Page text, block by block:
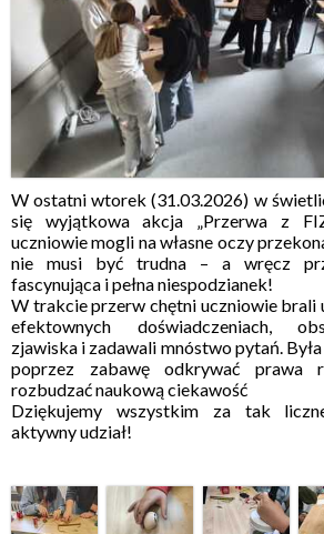
W ostatni wtorek (31.03.2026) w
się wyjątkowa akcja „Przerwa z
uczniowie mogli na własne oczy
nie musi być trudna – a wręcz
fascynująca i pełna niespodzianek!
W trakcie przerw chętni uczniowie brali
efektownych doświadczeniach,
zjawiska i zadawali mnóstwo pytań.
poprzez zabawę odkrywać prawa
rozbudzać naukową ciekawość
Dziękujemy wszystkim za tak
aktywny udział!